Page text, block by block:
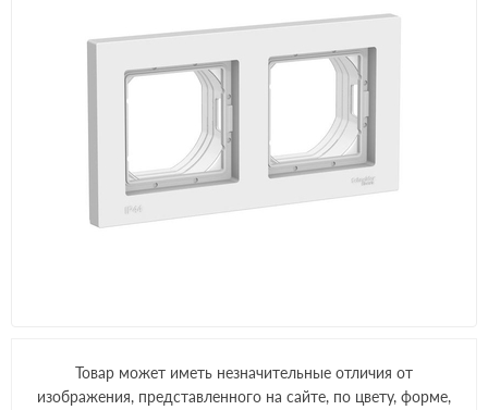
Товар может иметь незначительные отличия от
изображения, представленного на сайте, по цвету, форме,